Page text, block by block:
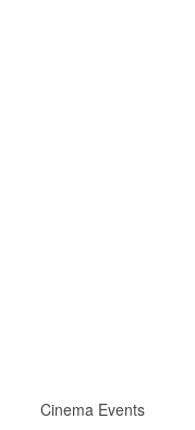
Cinema Events